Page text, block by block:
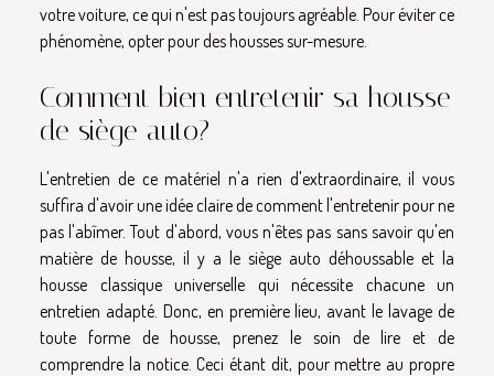
votre voiture, ce qui n'est pas toujours agréable. Pour éviter ce
phénomène, opter pour des housses sur-mesure.
Comment bien entretenir sa housse
de siège auto?
L'entretien de ce matériel n'a rien d'extraordinaire, il vous
suffira d'avoir une idée claire de comment l'entretenir pour ne
pas l'abîmer. Tout d'abord, vous n'êtes pas sans savoir qu'en
matière de housse, il y a le siège auto déhoussable et la
housse classique universelle qui nécessite chacune un
entretien adapté. Donc, en première lieu, avant le lavage de
toute forme de housse, prenez le soin de lire et de
comprendre la notice. Ceci étant dit, pour mettre au propre